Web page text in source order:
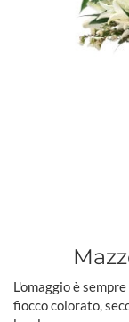
L'omaggio è
fiocco colorato,